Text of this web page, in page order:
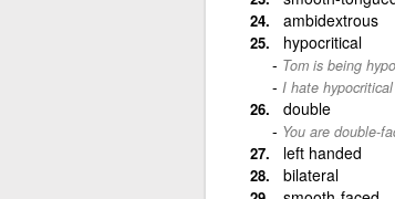
ambidextrous
hypocritical
Tom is being
I hate
double
You are double-
left handed
bilateral